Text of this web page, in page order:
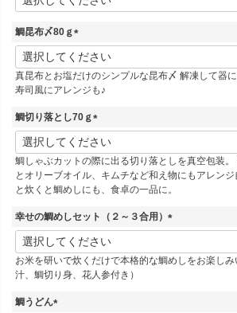
必
)
鯛昆布〆80ｇ
(
必
須
)
真昆布とお塩だけのシンプルな昆布〆 解凍して器
寿司風にアレンジも♪
鯛切り落とし70ｇ
(
必
須
)
鯛しゃぶカットの際に出る切り落としを真空包装
とオリーブオイル、キムチなど和え物にもアレン
と炊くと鯛めしにも、食卓の一品に。
幸せの鯛めしセット（２～３合用）
(
須
お米を研いで炊くだけで本格的な鯛めしをお楽し
汁、鯛切り身、花人参付き）
鯛うどん